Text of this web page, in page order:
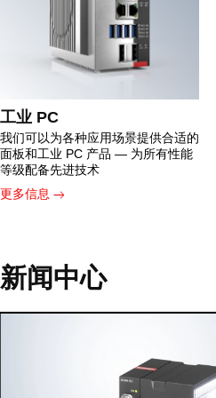
工业 PC
我们可以为各种应用场景提供合适的
面板和工业 PC 产品 — 为所有性能
等级配备先进技术
更多信息
新闻中心